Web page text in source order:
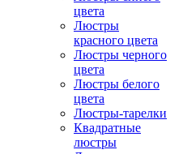
цвета
Люстры
красного цвета
Люстры черного
цвета
Люстры белого
цвета
Люстры-тарелки
Квадратные
люстры